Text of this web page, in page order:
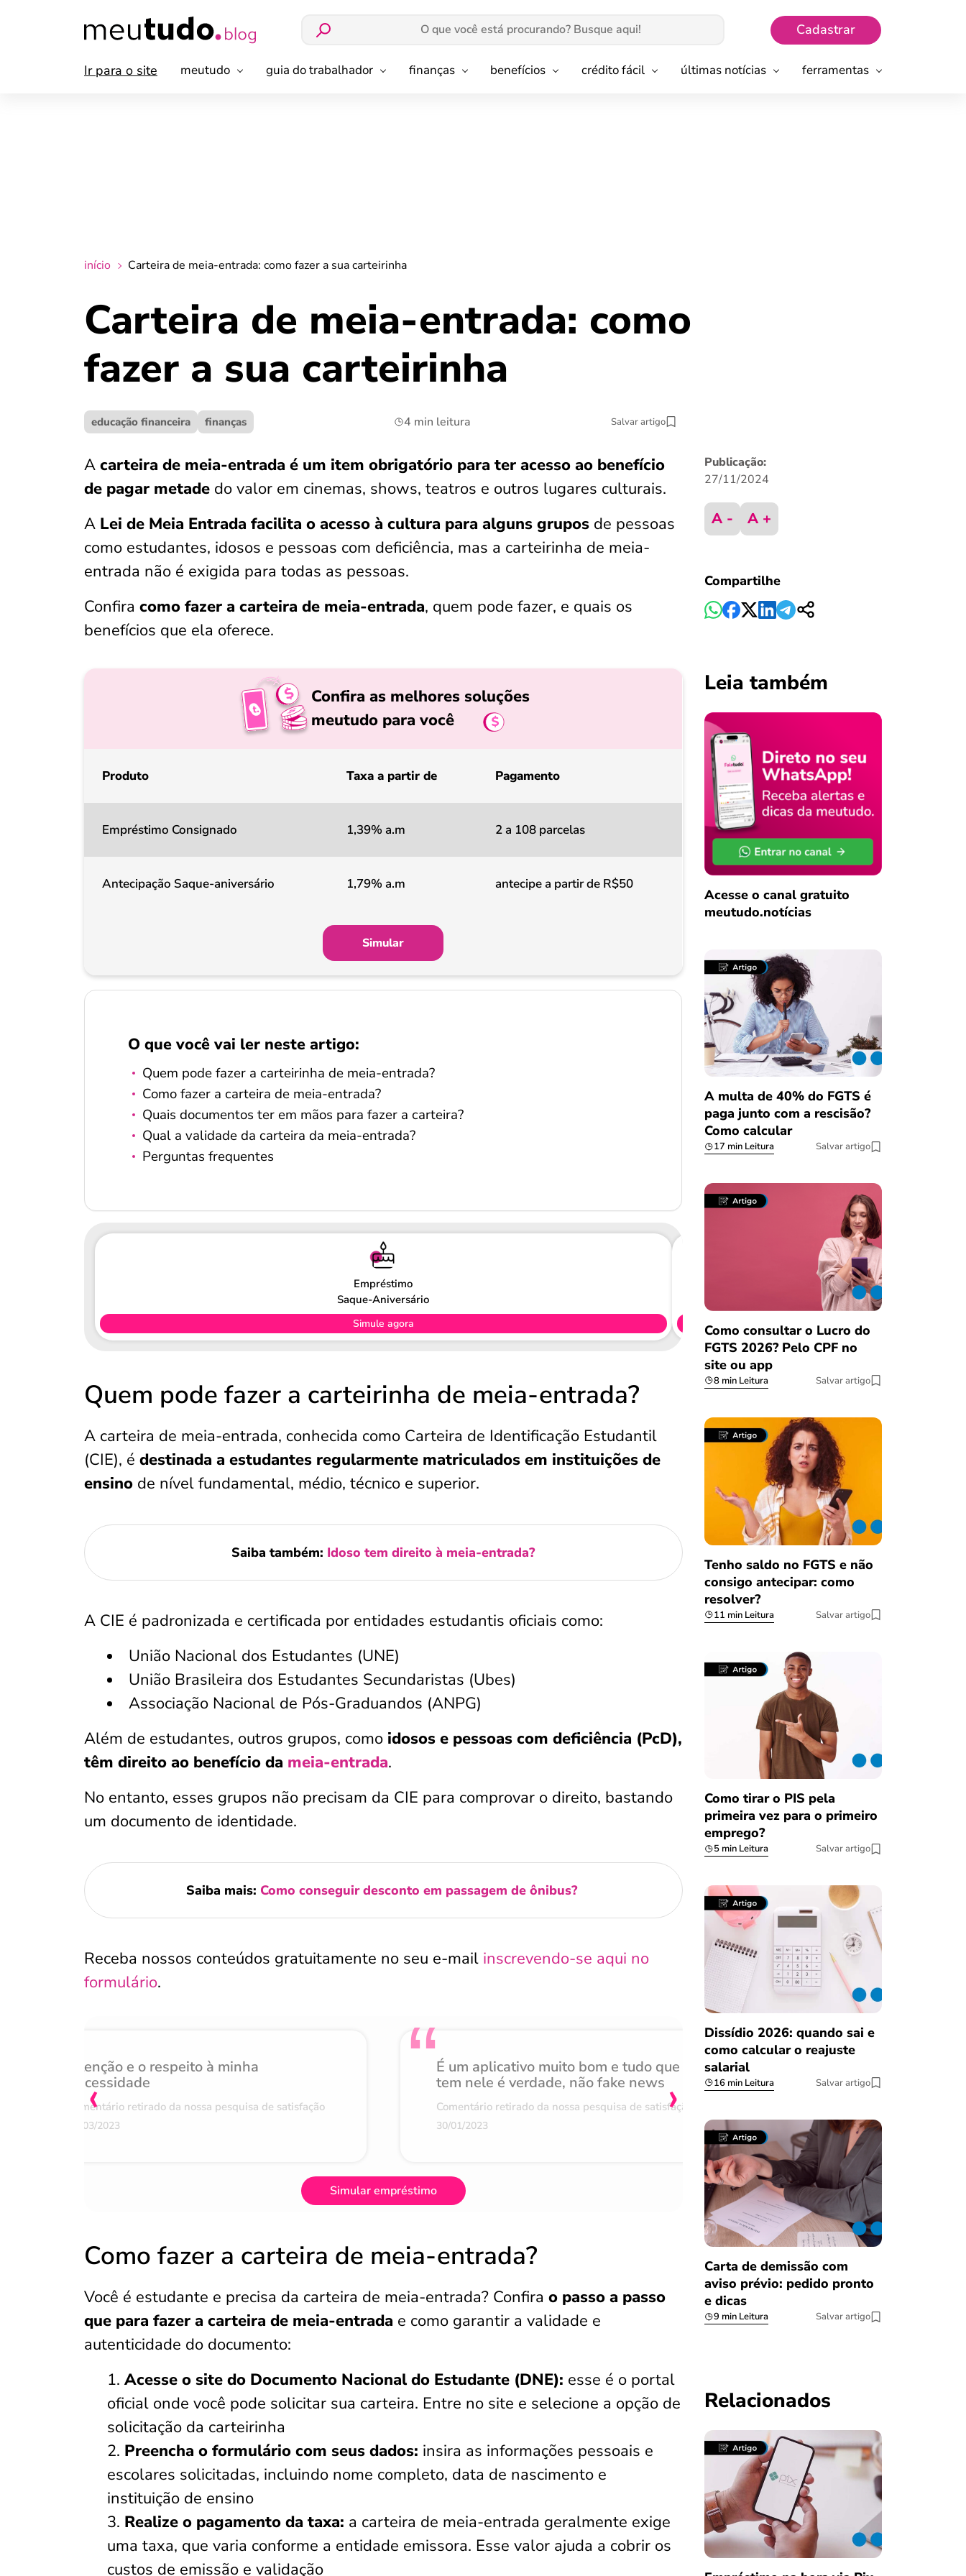
Cadastrar
Ir para o site meutudo guia do trabalhador finanças benefícios crédito fácil últimas notícias ferramentas
início Carteira de meia-entrada: como fazer a sua carteirinha
Carteira de meia-entrada: como
fazer a sua carteirinha
educação financeira finanças 4 min leitura Salvar artigo
A carteira de meia-entrada é um item obrigatório para ter acesso ao benefício
de pagar metade do valor em cinemas, shows, teatros e outros lugares culturais.
A Lei de Meia Entrada facilita o acesso à cultura para alguns grupos de pessoas
como estudantes, idosos e pessoas com deficiência, mas a carteirinha de meia-
entrada não é exigida para todas as pessoas.
Confira como fazer a carteira de meia-entrada, quem pode fazer, e quais os
benefícios que ela oferece.
Confira as melhores soluções
meutudo para você
Produto Taxa a partir de Pagamento
Empréstimo Consignado 1,39% a.m 2 a 108 parcelas
Antecipação Saque-aniversário 1,79% a.m antecipe a partir de R$50
Simular
O que você vai ler neste artigo:
Quem pode fazer a carteirinha de meia-entrada?
Como fazer a carteira de meia-entrada?
Quais documentos ter em mãos para fazer a carteira?
Qual a validade da carteira da meia-entrada?
Perguntas frequentes
Empréstimo
Saque-Aniversário
Simule agora
Quem pode fazer a carteirinha de meia-entrada?
A carteira de meia-entrada, conhecida como Carteira de Identificação Estudantil
(CIE), é destinada a estudantes regularmente matriculados em instituições de
ensino de nível fundamental, médio, técnico e superior.
Saiba também: Idoso tem direito à meia-entrada?
A CIE é padronizada e certificada por entidades estudantis oficiais como:
União Nacional dos Estudantes (UNE)
União Brasileira dos Estudantes Secundaristas (Ubes)
Associação Nacional de Pós-Graduandos (ANPG)
Além de estudantes, outros grupos, como idosos e pessoas com deficiência (PcD),
têm direito ao benefício da meia-entrada.
No entanto, esses grupos não precisam da CIE para comprovar o direito, bastando
um documento de identidade.
Saiba mais: Como conseguir desconto em passagem de ônibus?
Receba nossos conteúdos gratuitamente no seu e-mail inscrevendo-se aqui no
formulário.
Atenção e o respeito à minha
necessidade
Comentário retirado da nossa pesquisa de satisfação
07/03/2023
É um aplicativo muito bom e tudo que
tem nele é verdade, não fake news
Comentário retirado da nossa pesquisa de satisfação
30/01/2023
burocracia
08/03/2023
‹ ›
Simular empréstimo
Como fazer a carteira de meia-entrada?
Você é estudante e precisa da carteira de meia-entrada? Confira o passo a passo
que para fazer a carteira de meia-entrada e como garantir a validade e
autenticidade do documento:
Acesse o site do Documento Nacional do Estudante (DNE): esse é o portal
oficial onde você pode solicitar sua carteira. Entre no site e selecione a opção de
solicitação da carteirinha
Preencha o formulário com seus dados: insira as informações pessoais e
escolares solicitadas, incluindo nome completo, data de nascimento e
instituição de ensino
Realize o pagamento da taxa: a carteira de meia-entrada geralmente exige
uma taxa, que varia conforme a entidade emissora. Esse valor ajuda a cobrir os
custos de emissão e validação
Publicação:
27/11/2024
A - A +
Compartilhe
Leia também
Acesse o canal gratuito
meutudo.notícias
A multa de 40% do FGTS é
paga junto com a rescisão?
Como calcular
17 min Leitura Salvar artigo
Como consultar o Lucro do
FGTS 2026? Pelo CPF no
site ou app
8 min Leitura Salvar artigo
Tenho saldo no FGTS e não
consigo antecipar: como
resolver?
11 min Leitura Salvar artigo
Como tirar o PIS pela
primeira vez para o primeiro
emprego?
5 min Leitura Salvar artigo
Dissídio 2026: quando sai e
como calcular o reajuste
salarial
16 min Leitura Salvar artigo
Carta de demissão com
aviso prévio: pedido pronto
e dicas
9 min Leitura Salvar artigo
Relacionados